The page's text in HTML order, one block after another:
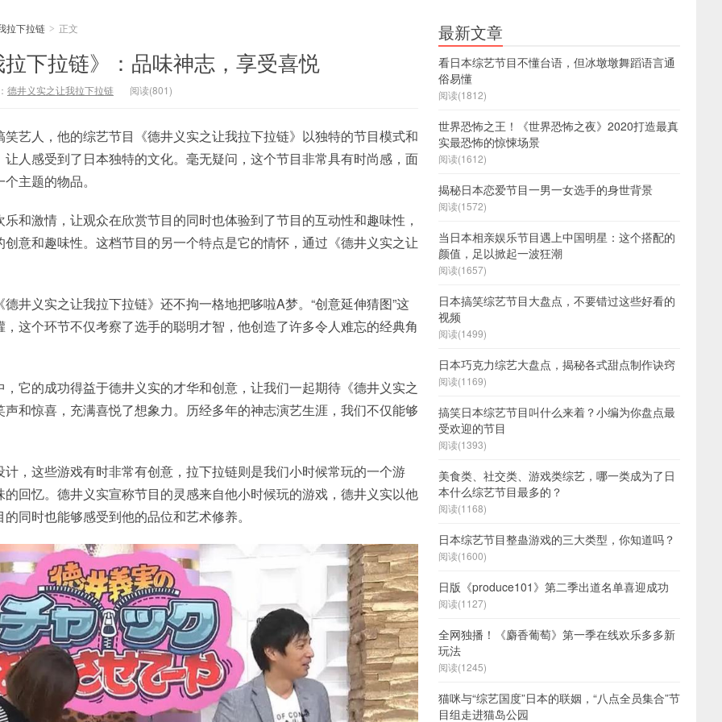
拉下拉链 > 正文
下拉链》：品味神志，享受喜悦
德井义实之让我拉下拉链 阅读(801)
艺人，他的综艺节目《德井义实之让我拉下拉链》以独特的节目模式和
人感受到了日本独特的文化。毫无疑问，这个节目非常具有时尚感，面
主题的物品。
和激情，让观众在欣赏节目的同时也体验到了节目的互动性和趣味性，
意和趣味性。这档节目的另一个特点是它的情怀，通过《德井义实之让
井义实之让我拉下拉链》还不拘一格地把哆啦A梦。“创意延伸猜图”这
这个环节不仅考察了选手的聪明才智，他创造了许多令人难忘的经典角
它的成功得益于德井义实的才华和创意，让我们一起期待《德井义实之
和惊喜，充满喜悦了想象力。历经多年的神志演艺生涯，我们不仅能够
，这些游戏有时非常有创意，拉下拉链则是我们小时候常玩的一个游
回忆。德井义实宣称节目的灵感来自他小时候玩的游戏，德井义实以他
同时也能够感受到他的品位和艺术修养。
最新文章
看日本综艺节目不懂台语，但冰墩墩舞蹈语言通
俗易懂
阅读(1812)
世界恐怖之王！《世界恐怖之夜》2020打造最真
实最恐怖的惊悚场景
阅读(1612)
揭秘日本恋爱节目一男一女选手的身世背景
阅读(1572)
当日本相亲娱乐节目遇上中国明星：这个搭配的
颜值，足以掀起一波狂潮
阅读(1657)
日本搞笑综艺节目大盘点，不要错过这些好看的
视频
阅读(1499)
日本巧克力综艺大盘点，揭秘各式甜点制作诀窍
阅读(1169)
搞笑日本综艺节目叫什么来着？小编为你盘点最
受欢迎的节目
阅读(1393)
美食类、社交类、游戏类综艺，哪一类成为了日
本什么综艺节目最多的？
阅读(1168)
日本综艺节目整蛊游戏的三大类型，你知道吗？
阅读(1600)
日版《produce101》第二季出道名单喜迎成功
阅读(1127)
全网独播！《麝香葡萄》第一季在线欢乐多多新
玩法
阅读(1245)
猫咪与“综艺国度”日本的联姻，“八点全员集合”节
目组走进猫岛公园